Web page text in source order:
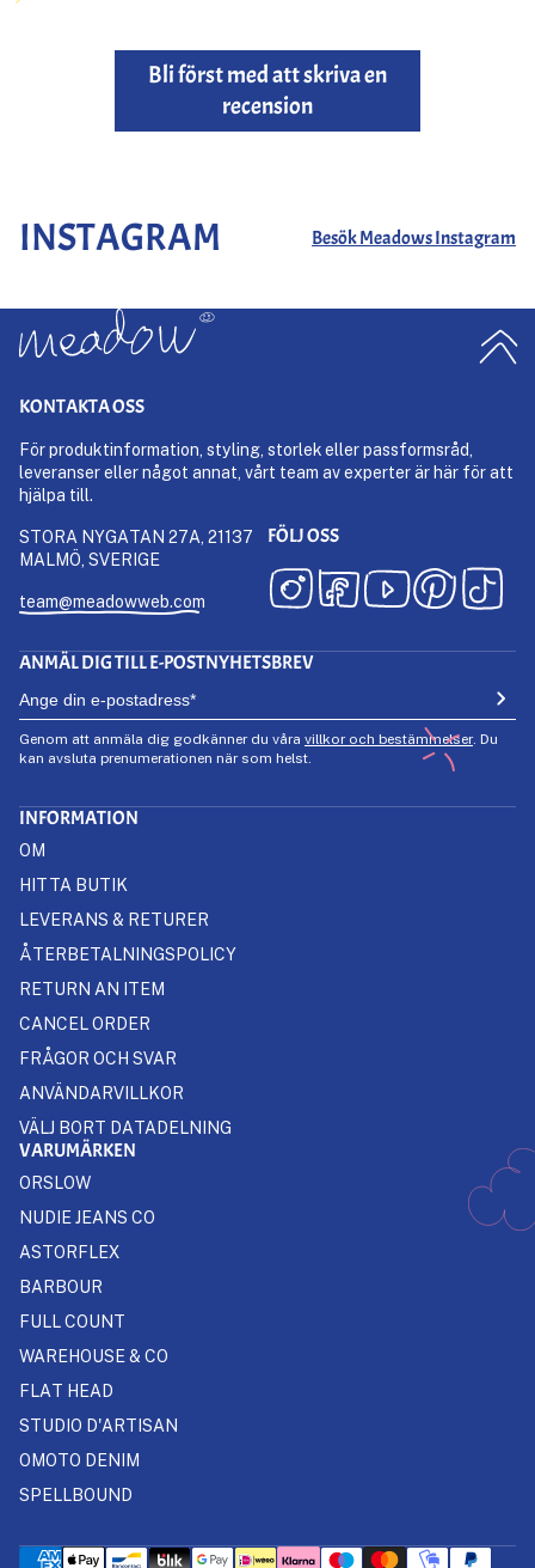
Bli först med att skriva en
recension
INSTAGRAM Besök Meadows Instagram
KONTAKTA OSS
För produktinformation, styling, storlek eller passformsråd,
leveranser eller något annat, vårt team av experter är här för att
hjälpa till.
STORA NYGATAN 27A, 21137
MALMÖ, SVERIGE
team@meadowweb.com
FÖLJ OSS
ANMÄL DIG TILL E-POSTNYHETSBREV
Genom att anmäla dig godkänner du våra villkor och bestämmelser. Du
kan avsluta prenumerationen när som helst.
INFORMATION
OM
HITTA BUTIK
LEVERANS & RETURER
ÅTERBETALNINGSPOLICY
RETURN AN ITEM
CANCEL ORDER
FRÅGOR OCH SVAR
ANVÄNDARVILLKOR
VÄLJ BORT DATADELNING
VARUMÄRKEN
ORSLOW
NUDIE JEANS CO
ASTORFLEX
BARBOUR
FULL COUNT
WAREHOUSE & CO
FLAT HEAD
STUDIO D'ARTISAN
OMOTO DENIM
SPELLBOUND